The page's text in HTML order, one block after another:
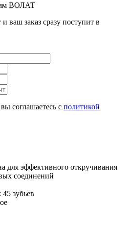
ВОЛАТ
ваш заказ сразу поступит в
соглашаетесь с политикой
для эффективного откручивания
соединений
зубьев